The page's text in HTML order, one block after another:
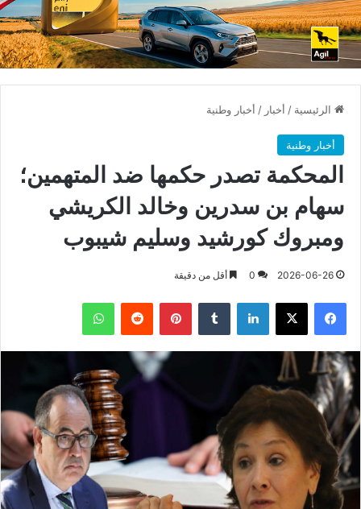
الرئيسية / أخبار / أخبار وطنية
أخبار وطنية
المحكمة تصدر حكمها ضد المتهمين؛
سهام بن سدرين وخالد الكريشي
ومبروك كورشيد وسليم شيبوب
2026-06-26
0 أقل من دقيقة
فيسبوك X لينكدإن بينتيريست واتساب